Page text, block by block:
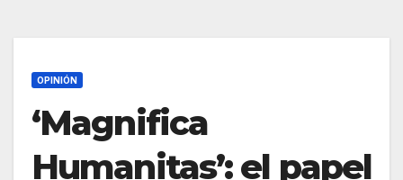
OPINIÓN
‘Magnifica
Humanitas’: el papel